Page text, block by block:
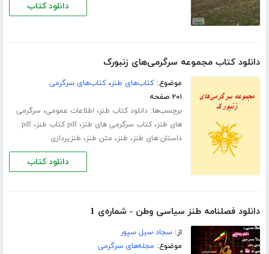
دانلود کتاب
دانلود کتاب مجموعه سرگرمی‌های زنبورک
موضوع:کتاب‌های طنز،کتاب‌های سرگرمی
۲۰۱ صفحه
برچسب‌ها:دانلود کتاب طنز، اطلاعات عمومی، سرگرمی
های طنز،کتاب سرگرمی های طنز،pdf کتاب طنز ،pdf
داستان های طنز، طنز، متن طنز، طنزپردازی
دانلود کتاب
دانلود فصلنامه طنز سیاسی وطن - شماره‌ی 1
از:سجاد سیل سپور
موضوع: مجله‌های سرگرمی